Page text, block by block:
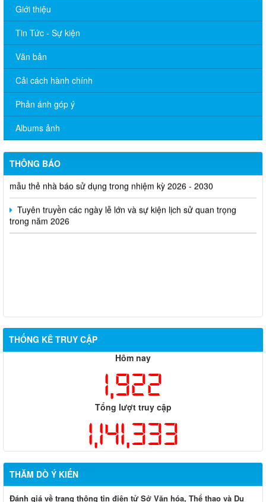
Giới thiệu
Tin Tức - Sự kiện
Văn bản
Cải cách hành chính
Phản ánh góp ý
Albums ảnh
THÔNG BÁO
Tăng cường công tác quản lý hoạt động của tạp chí trực thuộc
Quyết định thu hồi Giấy phép kinh doanh dịch vụ lữ hành nội
địa
Bộ Văn hóa, Thể thao và Du lịch ban hành Quyết định công bố
mẫu thẻ nhà báo sử dụng trong nhiệm kỳ 2026 - 2030
Tuyên truyền các ngày lễ lớn và sự kiện lịch sử quan trọng
trong năm 2026
THỐNG KÊ TRUY CẬP
Hôm nay
1,922
Tổng lượt truy cập
1,141,333
THĂM DÒ Ý KIẾN
Đánh giá về trang thông tin điện tử Sở Văn hóa, Thể thao và Du